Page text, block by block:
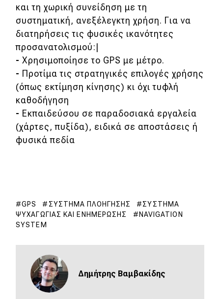
και τη χωρική συνείδηση με τη
συστηματική, ανεξέλεγκτη χρήση. Για να
διατηρήσεις τις φυσικές ικανότητες
προσανατολισμού:|
- Χρησιμοποίησε το GPS με μέτρο.
- Προτίμα τις στρατηγικές επιλογές χρήσης
(όπως εκτίμηση κίνησης) κι όχι τυφλή
καθοδήγηση
- Εκπαιδεύσου σε παραδοσιακά εργαλεία
(χάρτες, πυξίδα), ειδικά σε αποστάσεις ή
φυσικά πεδία
GPS ΣΎΣΤΗΜΑ ΠΛΟΉΓΗΣΗΣ
ΣΎΣΤΗΜΑ
ΨΥΧΑΓΩΓΊΑΣ ΚΑΙ ΕΝΗΜΈΡΩΣΗΣ
NAVIGATION
SYSTEM
Δημήτρης Βαμβακίδης